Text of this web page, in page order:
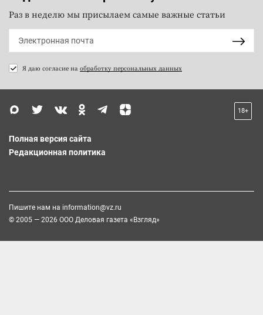
Раз в неделю мы присылаем самые важные статьи
Я даю согласие на обработку персональных данных
18+
Полная версия сайта
Редакционная политика
Пишите нам на information@vz.ru
© 2005 — 2026 ООО Деловая газета «Взгляд»